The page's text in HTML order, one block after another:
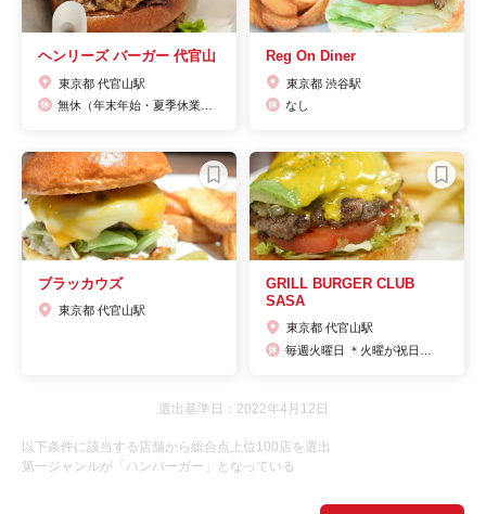
ヘンリーズ バーガー 代官山
東京都 代官山駅
Reg On Diner
東京都 渋谷駅
なし
ブラッカウズ
東京都 代官山駅
GRILL BURGER CLUB
SASA
東京都 代官山駅
選出基準日：2022年4月12日
以下条件に該当する店舗から総合点上位100店を選出
第一ジャンルが「ハンバーガー」となっている